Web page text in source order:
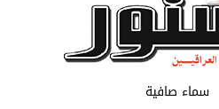
سماء صافية